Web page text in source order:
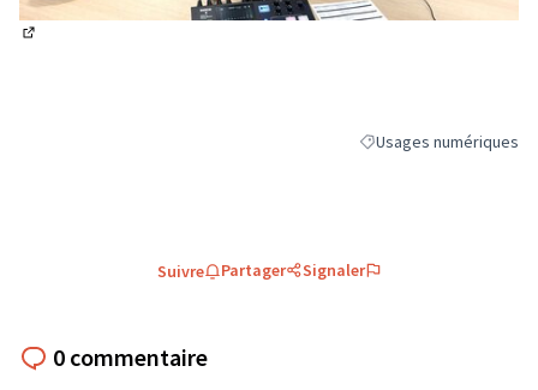
Filtrer les résultats de
Usages numériques
Suivre Partager Signaler
0 commentaire